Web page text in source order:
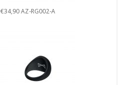
€34,90 AZ-RG002-A